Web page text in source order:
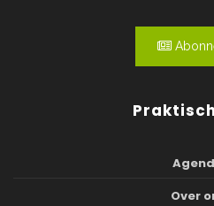
Over